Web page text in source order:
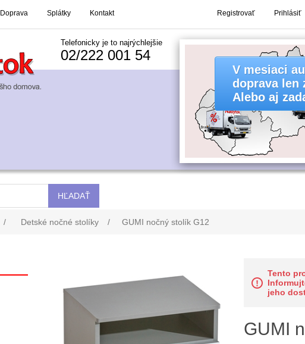
Doprava Splátky Kontakt Registrovať Prihlásiť
Telefonicky je to najrýchlejšie
02/222 001 54
V mesiaci
doprava len
Alebo aj
/ Detské nočné stolíky / GUMI nočný stolík G12
Tento
jeho
GUMI